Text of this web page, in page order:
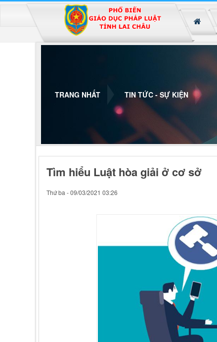
TRANG NHẤT TIN TỨC - SỰ KIỆN
Tìm hiểu Luật hòa giải ở cơ sở
Thứ ba - 09/03/2021 03:26
Đã kết nối EMC